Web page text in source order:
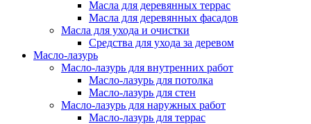
Масла для деревянных террас
Масла для деревянных фасадов
Масла для ухода и очистки
Средства для ухода за деревом
Масло-лазурь
Масло-лазурь для внутренних работ
Масло-лазурь для потолка
Масло-лазурь для стен
Масло-лазурь для наружных работ
Масло-лазурь для террас